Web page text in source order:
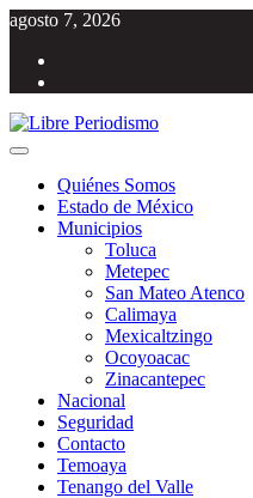
Saltar
contenido
agosto 7, 2026
Menú
principalQuiénes Somos
Estado de México
Municipios
Toluca
Metepec
San Mateo Atenco
Calimaya
Mexicaltzingo
Ocoyoacac
Zinacantepec
Nacional
Seguridad
Contacto
Temoaya
Tenango del Valle